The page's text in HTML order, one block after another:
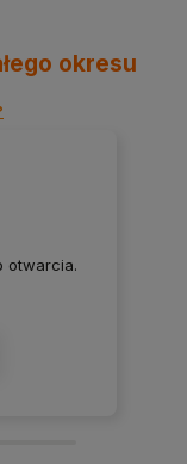
okresu
otwarcia.